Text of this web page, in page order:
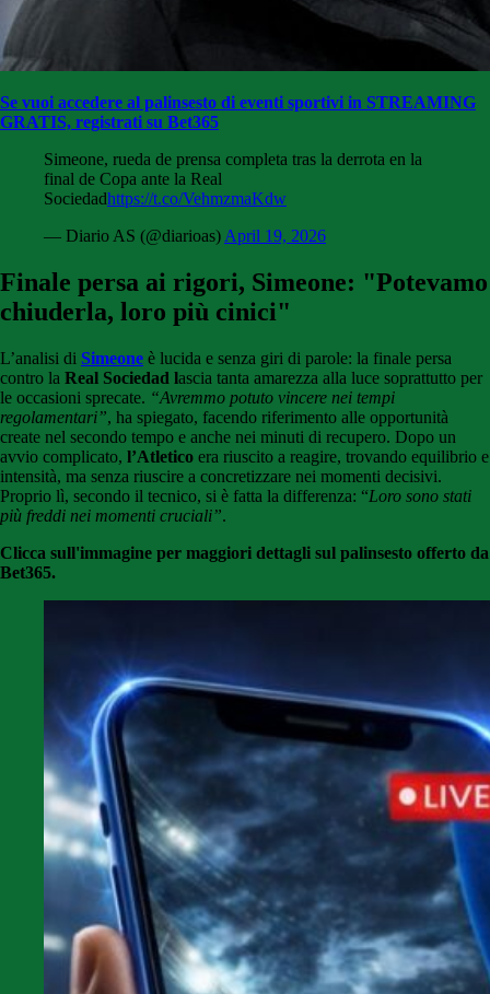
Se vuoi accedere al palinsesto di eventi sportivi in STREAMING
GRATIS, registrati su Bet365
Simeone, rueda de prensa completa tras la derrota en la
final de Copa ante la Real
Sociedadhttps://t.co/VehmzmaKdw
— Diario AS (@diarioas)April 19, 2026
Finale persa ai rigori, Simeone: "Potevamo
chiuderla, loro più cinici"
L’analisi di Simeone è lucida e senza giri di parole: la finale persa
contro la Real Sociedad lascia tanta amarezza alla luce soprattutto per
le occasioni sprecate. “Avremmo potuto vincere nei tempi
regolamentari”, ha spiegato, facendo riferimento alle opportunità
create nel secondo tempo e anche nei minuti di recupero. Dopo un
avvio complicato, l’Atletico era riuscito a reagire, trovando equilibrio e
intensità, ma senza riuscire a concretizzare nei momenti decisivi.
Proprio lì, secondo il tecnico, si è fatta la differenza: “Loro sono stati
più freddi nei momenti cruciali”.
Clicca sull'immagine per maggiori dettagli sul palinsesto offerto da
Bet365.